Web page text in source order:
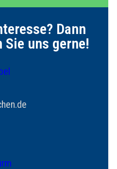
Dann
uns gerne!